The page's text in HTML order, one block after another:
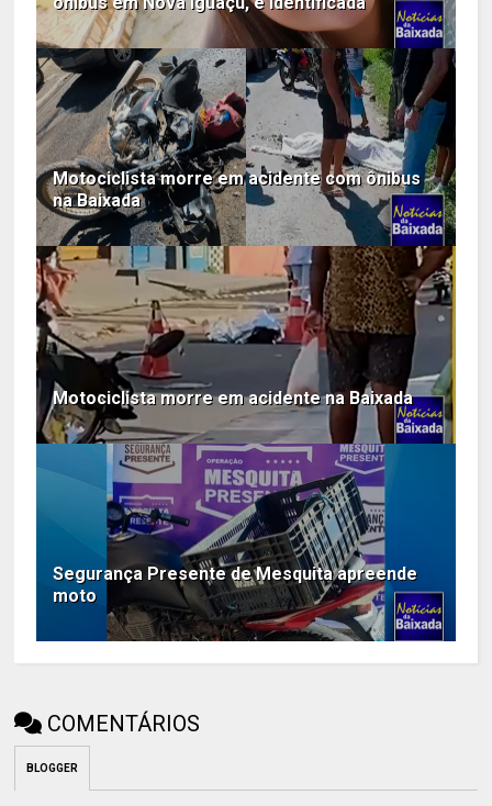
Motociclista morre em acidente com ônibus
na Baixada
Motociclista morre em acidente na Baixada
Segurança Presente de Mesquita apreende
moto
COMENTÁRIOS
BLOGGER